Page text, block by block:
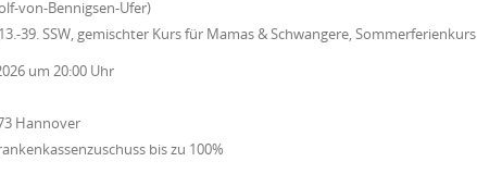
von-Bennigsen-Ufer)
39. SSW, gemischter Kurs für Mamas & Schwangere, Sommerferienkurs
um 20:00 Uhr
Hannover
bis zu 100%